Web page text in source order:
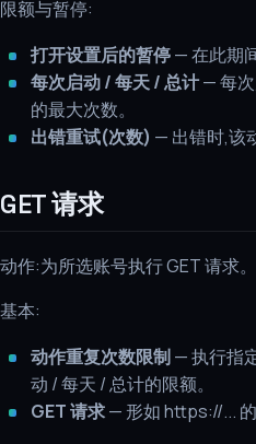
限额与暂停:
打开设置后的暂停— 在此期
每次启动 / 每天 / 总计— 每次
的最大次数。
出错重试(次数) — 出错时,该
GET 请求
动作:为所选账号执行 GET 请求。
基本:
动作重复次数限制— 执行指
动 / 每天 / 总计的限额。
GET 请求— 形如 https://... 的